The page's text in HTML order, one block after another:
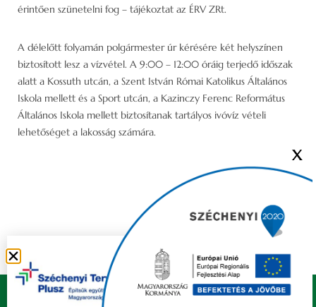
érintően szünetelni fog – tájékoztat az ÉRV ZRt.
A délelőtt folyamán polgármester úr kérésére két helyszínen
biztosított lesz a vízvétel. A 9:00 – 12:00 óráig terjedő időszak
alatt a Kossuth utcán, a Szent István Római Katolikus Általános
Iskola mellett és a Sport utcán, a Kazinczy Ferenc Református
Általános Iskola mellett biztosítanak tartályos ivóvíz vételi
lehetőséget a lakosság számára.
Copyright © 2021 FELSŐZSOLCA ÖNKORMÁNYZAT |
X